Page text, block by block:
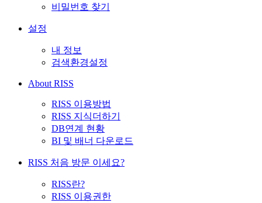
비밀번호 찾기
설정
내 정보
검색환경설정
About RISS
RISS 이용방법
RISS 지식더하기
DB연계 현황
BI 및 배너 다운로드
RISS 처음 방문 이세요?
RISS란?
RISS 이용권한